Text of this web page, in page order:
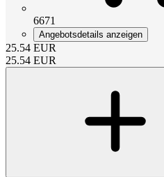
6671
Angebotsdetails anzeigen
25.54 EUR
25.54 EUR